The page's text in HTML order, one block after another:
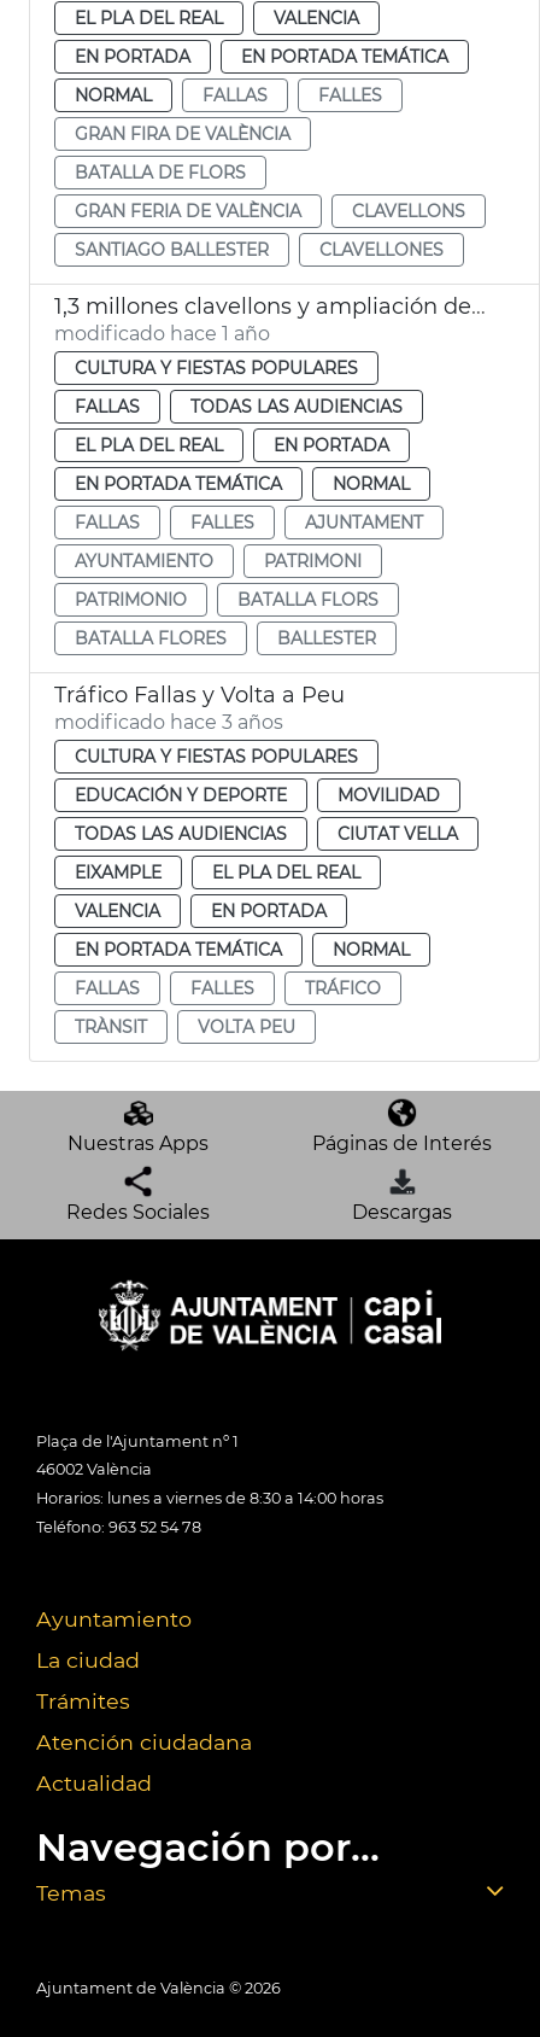
EL PLA DEL REAL
VALENCIA
EN PORTADA
EN PORTADA TEMÁTICA
NORMAL
FALLAS
FALLES
GRAN FIRA DE VALÈNCIA
BATALLA DE FLORS
GRAN FERIA DE VALÈNCIA
CLAVELLONS
SANTIAGO BALLESTER
CLAVELLONES
1,3 millones clavellons y ampliación decoración tribuna autoridades Batalla Flores
modificado hace 1 año
CULTURA Y FIESTAS POPULARES
FALLAS
TODAS LAS AUDIENCIAS
EL PLA DEL REAL
EN PORTADA
EN PORTADA TEMÁTICA
NORMAL
FALLAS
FALLES
AJUNTAMENT
AYUNTAMIENTO
PATRIMONI
PATRIMONIO
BATALLA FLORS
BATALLA FLORES
BALLESTER
Tráfico Fallas y Volta a Peu
modificado hace 3 años
CULTURA Y FIESTAS POPULARES
EDUCACIÓN Y DEPORTE
MOVILIDAD
TODAS LAS AUDIENCIAS
CIUTAT VELLA
EIXAMPLE
EL PLA DEL REAL
VALENCIA
EN PORTADA
EN PORTADA TEMÁTICA
NORMAL
FALLAS
FALLES
TRÁFICO
TRÀNSIT
VOLTA PEU
Nuestras Apps Páginas de Interés
Redes Sociales Descargas
Plaça de l'Ajuntament nº 1
46002 València
Horarios: lunes a viernes de 8:30 a 14:00 horas
Teléfono: 963 52 54 78
Ayuntamiento
La ciudad
Trámites
Atención ciudadana
Actualidad
Navegación por...
Temas
Ajuntament de València © 2026